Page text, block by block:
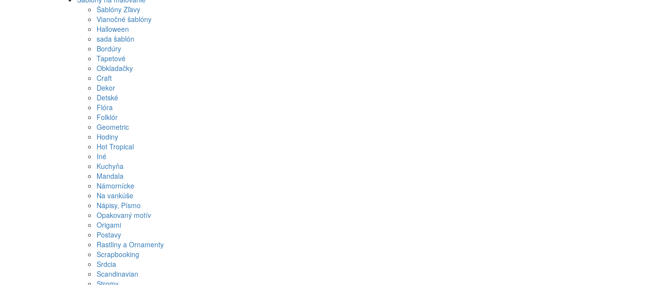
Šablóny Zľavy
Vianočné šablóny
Halloween
sada šablón
Bordúry
Tapetové
Obkladačky
Craft
Dekor
Detské
Flóra
Folklór
Geometric
Hodiny
Hot Tropical
Iné
Kuchyňa
Mandala
Námornícke
Na vankúše
Nápisy, Písmo
Opakovaný motív
Origami
Postavy
Rastliny a Ornamenty
Scrapbooking
Srdcia
Scandinavian